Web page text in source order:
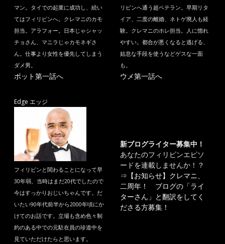
マン。タイでの起業に成功し、続い
てはフィリピンへ。クレマニのカモ
担当。アラフォー。日本じゃシャッ
チョさん、マニラじゃカモネギさ
ん。仕事より女性を優先してしまう
ダメ男。
ポット第一話へ
リピンへ通う超ベテラン。早期リタ
イア、二度の離婚、ネトゲ廃人も経
験。クレマニのホレ担当。人に惚れ
やすい。都合が悪くなると逃げる、
姑息な手段を使うなどゲスな一面
も。
ウメ第一話へ
Edge エッジ
フィリピンと関わることになって早
30年弱、当時はまだ20代でしたので
今はすっかりおじいちゃんです。だ
いたい90年代前半から2000年頃にか
けてのお話です。立場も含め色々制
約のある中での元駐在員の珍道中を
見ていただけたらと思います。
新ブログライター募集中！
あなたのフィリピンエピソ
ードを連載しませんか！？
⇒ 【お知らせ】クレマニ、
二周年！ ブログの「ライ
ターさん」と翻訳をしてく
ださる方募集！